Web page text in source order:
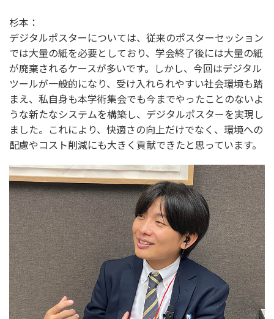
杉本：
デジタルポスターについては、従来のポスターセッション
では大量の紙を必要としており、学会終了後には大量の紙
が廃棄されるケースが多いです。しかし、今回はデジタル
ツールが一般的になり、受け入れられやすい社会環境も踏
まえ、私自身も本学術集会でも今までやったことのないよ
うな新たなシステムを構築し、デジタルポスターを実現し
ました。これにより、快適さの向上だけでなく、環境への
配慮やコスト削減にも大きく貢献できたと思っています。